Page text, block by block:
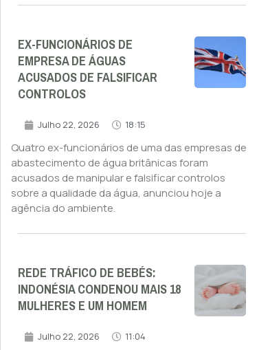
EX-FUNCIONÁRIOS DE
EMPRESA DE ÁGUAS
ACUSADOS DE FALSIFICAR
CONTROLOS
Julho 22, 2026 18:15
Quatro ex-funcionários de uma das empresas de
abastecimento de água britânicas foram
acusados de manipular e falsificar controlos
sobre a qualidade da água, anunciou hoje a
agência do ambiente.
REDE TRÁFICO DE BEBÉS:
INDONÉSIA CONDENOU MAIS 18
MULHERES E UM HOMEM
Julho 22, 2026 11:04